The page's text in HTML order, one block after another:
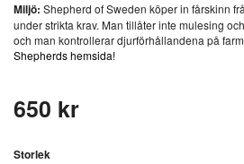
Miljö: Shepherd of Sweden köper in fårskinn
under strikta krav. Man tillåter inte mulesing
och man kontrollerar djurförhållandena på
Shepherds hemsida!
650 kr
Storlek